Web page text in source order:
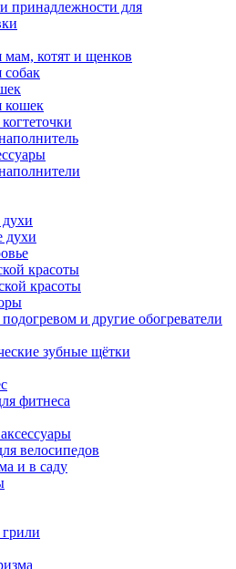
принадлежности для
мам, котят и щенков
собак
кошек
духи
красоты
красоты
и другие обогреватели
зубные щётки
фитнеса
велосипедов
и в саду